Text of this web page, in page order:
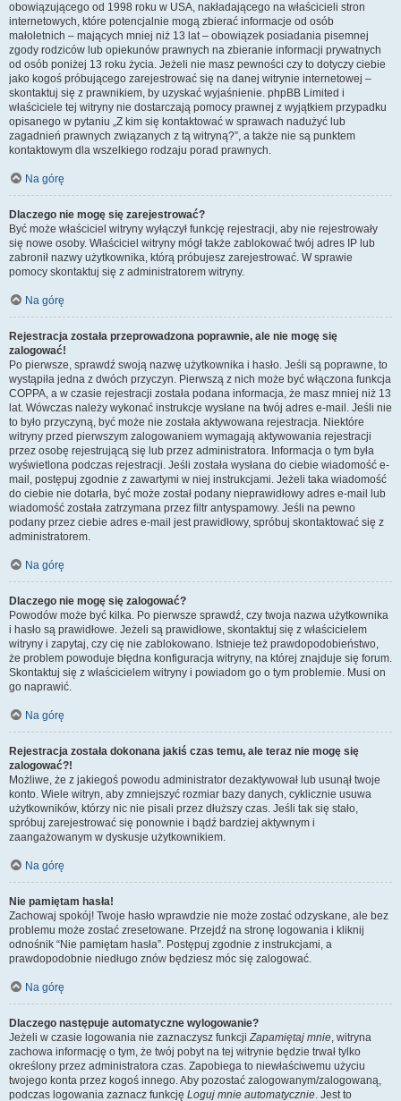
obowiązującego od 1998 roku w USA, nakładającego na właścicieli stron
internetowych, które potencjalnie mogą zbierać informacje od osób
małoletnich – mających mniej niż 13 lat – obowiązek posiadania pisemnej
zgody rodziców lub opiekunów prawnych na zbieranie informacji prywatnych
od osób poniżej 13 roku życia. Jeżeli nie masz pewności czy to dotyczy ciebie
jako kogoś próbującego zarejestrować się na danej witrynie internetowej –
skontaktuj się z prawnikiem, by uzyskać wyjaśnienie. phpBB Limited i
właściciele tej witryny nie dostarczają pomocy prawnej z wyjątkiem przypadku
opisanego w pytaniu „Z kim się kontaktować w sprawach nadużyć lub
zagadnień prawnych związanych z tą witryną?”, a także nie są punktem
kontaktowym dla wszelkiego rodzaju porad prawnych.
Na górę
Dlaczego nie mogę się zarejestrować?
Być może właściciel witryny wyłączył funkcję rejestracji, aby nie rejestrowały
się nowe osoby. Właściciel witryny mógł także zablokować twój adres IP lub
zabronił nazwy użytkownika, którą próbujesz zarejestrować. W sprawie
pomocy skontaktuj się z administratorem witryny.
Na górę
Rejestracja została przeprowadzona poprawnie, ale nie mogę się
zalogować!
Po pierwsze, sprawdź swoją nazwę użytkownika i hasło. Jeśli są poprawne, to
wystąpiła jedna z dwóch przyczyn. Pierwszą z nich może być włączona funkcja
COPPA, a w czasie rejestracji została podana informacja, że masz mniej niż 13
lat. Wówczas należy wykonać instrukcje wysłane na twój adres e-mail. Jeśli nie
to było przyczyną, być może nie została aktywowana rejestracja. Niektóre
witryny przed pierwszym zalogowaniem wymagają aktywowania rejestracji
przez osobę rejestrującą się lub przez administratora. Informacja o tym była
wyświetlona podczas rejestracji. Jeśli została wysłana do ciebie wiadomość e-
mail, postępuj zgodnie z zawartymi w niej instrukcjami. Jeżeli taka wiadomość
do ciebie nie dotarła, być może został podany nieprawidłowy adres e-mail lub
wiadomość została zatrzymana przez filtr antyspamowy. Jeśli na pewno
podany przez ciebie adres e-mail jest prawidłowy, spróbuj skontaktować się z
administratorem.
Na górę
Dlaczego nie mogę się zalogować?
Powodów może być kilka. Po pierwsze sprawdź, czy twoja nazwa użytkownika
i hasło są prawidłowe. Jeżeli są prawidłowe, skontaktuj się z właścicielem
witryny i zapytaj, czy cię nie zablokowano. Istnieje też prawdopodobieństwo,
że problem powoduje błędna konfiguracja witryny, na której znajduje się forum.
Skontaktuj się z właścicielem witryny i powiadom go o tym problemie. Musi on
go naprawić.
Na górę
Rejestracja została dokonana jakiś czas temu, ale teraz nie mogę się
zalogować?!
Możliwe, że z jakiegoś powodu administrator dezaktywował lub usunął twoje
konto. Wiele witryn, aby zmniejszyć rozmiar bazy danych, cyklicznie usuwa
użytkowników, którzy nic nie pisali przez dłuższy czas. Jeśli tak się stało,
spróbuj zarejestrować się ponownie i bądź bardziej aktywnym i
zaangażowanym w dyskusje użytkownikiem.
Na górę
Nie pamiętam hasła!
Zachowaj spokój! Twoje hasło wprawdzie nie może zostać odzyskane, ale bez
problemu może zostać zresetowane. Przejdź na stronę logowania i kliknij
odnośnik “Nie pamiętam hasła”. Postępuj zgodnie z instrukcjami, a
prawdopodobnie niedługo znów będziesz móc się zalogować.
Na górę
Dlaczego następuje automatyczne wylogowanie?
Jeżeli w czasie logowania nie zaznaczysz funkcjiZapamiętaj mnie, witryna
zachowa informację o tym, że twój pobyt na tej witrynie będzie trwał tylko
określony przez administratora czas. Zapobiega to niewłaściwemu użyciu
twojego konta przez kogoś innego. Aby pozostać zalogowanym/zalogowaną,
podczas logowania zaznacz funkcję Loguj mnie automatycznie. Jest to